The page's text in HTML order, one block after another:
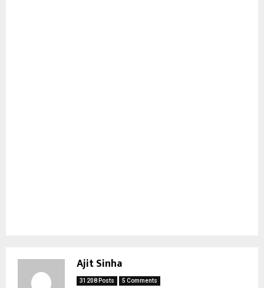
Ajit Sinha
31208 Posts 5 Comments